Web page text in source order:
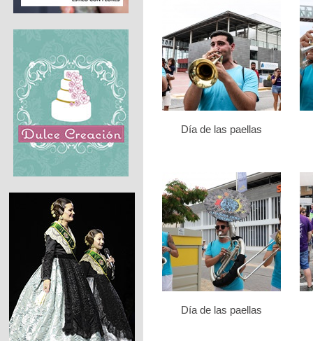
Día de las paellas
Día de las paellas